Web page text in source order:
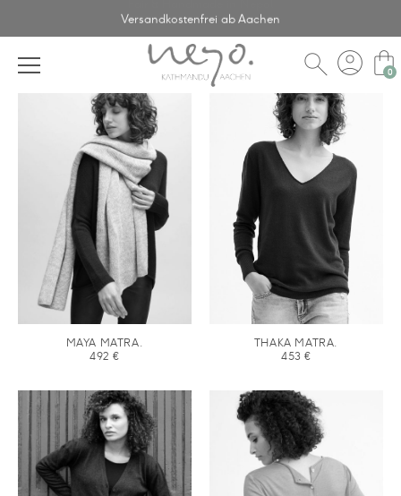
Versandkostenfrei ab Aachen
search account_circle shopping_bag
MAYA MATRA.
492€
THAKA MATRA.
453€